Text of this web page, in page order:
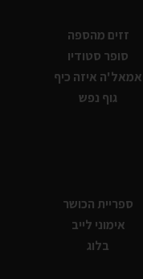
זזים מהספה
סופר סטודיו
אמאל'ה איזה כיף
גוף נפש
ספריית הכושר
אימוני לייב
בלוג